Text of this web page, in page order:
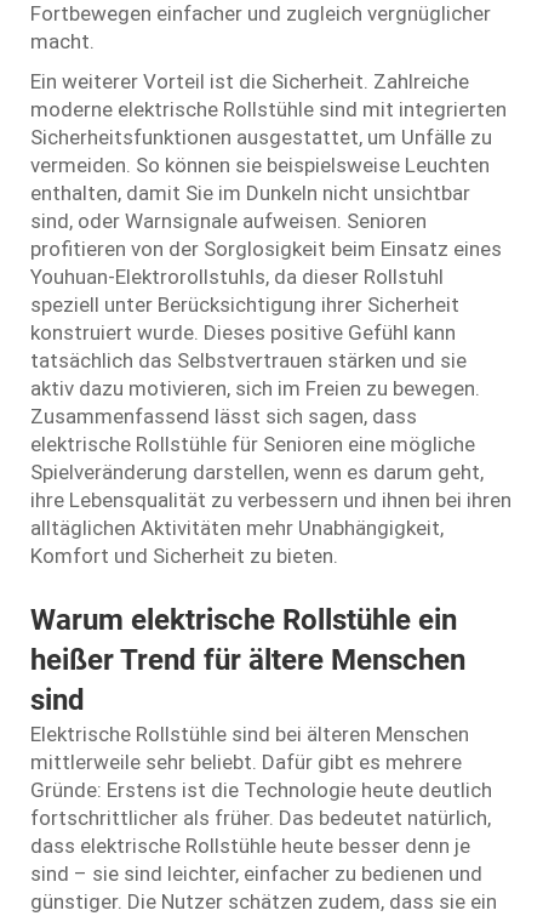
Fortbewegen einfacher und zugleich vergnüglicher
macht.
Ein weiterer Vorteil ist die Sicherheit. Zahlreiche
moderne elektrische Rollstühle sind mit integrierten
Sicherheitsfunktionen ausgestattet, um Unfälle zu
vermeiden. So können sie beispielsweise Leuchten
enthalten, damit Sie im Dunkeln nicht unsichtbar
sind, oder Warnsignale aufweisen. Senioren
profitieren von der Sorglosigkeit beim Einsatz eines
Youhuan-Elektrorollstuhls, da dieser Rollstuhl
speziell unter Berücksichtigung ihrer Sicherheit
konstruiert wurde. Dieses positive Gefühl kann
tatsächlich das Selbstvertrauen stärken und sie
aktiv dazu motivieren, sich im Freien zu bewegen.
Zusammenfassend lässt sich sagen, dass
elektrische Rollstühle für Senioren eine mögliche
Spielveränderung darstellen, wenn es darum geht,
ihre Lebensqualität zu verbessern und ihnen bei ihren
alltäglichen Aktivitäten mehr Unabhängigkeit,
Komfort und Sicherheit zu bieten.
Warum elektrische Rollstühle ein
heißer Trend für ältere Menschen
sind
Elektrische Rollstühle sind bei älteren Menschen
mittlerweile sehr beliebt. Dafür gibt es mehrere
Gründe: Erstens ist die Technologie heute deutlich
fortschrittlicher als früher. Das bedeutet natürlich,
dass elektrische Rollstühle heute besser denn je
sind – sie sind leichter, einfacher zu bedienen und
günstiger. Die Nutzer schätzen zudem, dass sie ein